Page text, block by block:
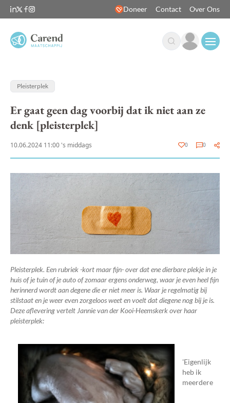
Doneer Contact Over Ons
Pleisterplek
Er gaat geen dag voorbij dat ik niet aan ze
denk [pleisterplek]
10.06.2024 11:00 's middags 0 0
Pleisterplek. Een rubriek -kort maar fijn- over dat ene dierbare plekje in je
huis of je tuin of je auto of zomaar ergens onderweg, waar je even heel fijn
herinnerd wordt aan degene die er niet meer is. Waar je regelmatig bij
stilstaat en je weer even zorgeloos weet en voelt dat diegene nog bij je is.
Deze aflevering vertelt Jannie van der Kooi-Heemskerk over haar
pleisterplek:
'Eigenlijk
heb ik
meerdere